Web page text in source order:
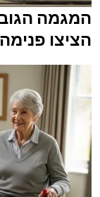
המגמה
הציצו פנימה